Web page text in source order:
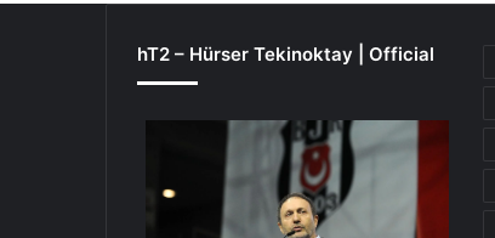
hT2 – Hürser Tekinoktay | Official